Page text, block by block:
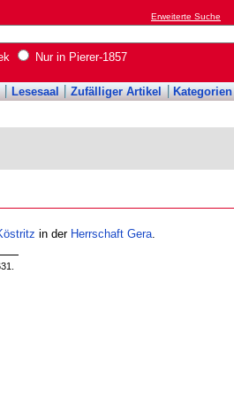
Erweiterte Suche
Nur in Pierer-1857
Lesesaal Zufälliger Artikel Kategorien
in der Herrschaft Gera.